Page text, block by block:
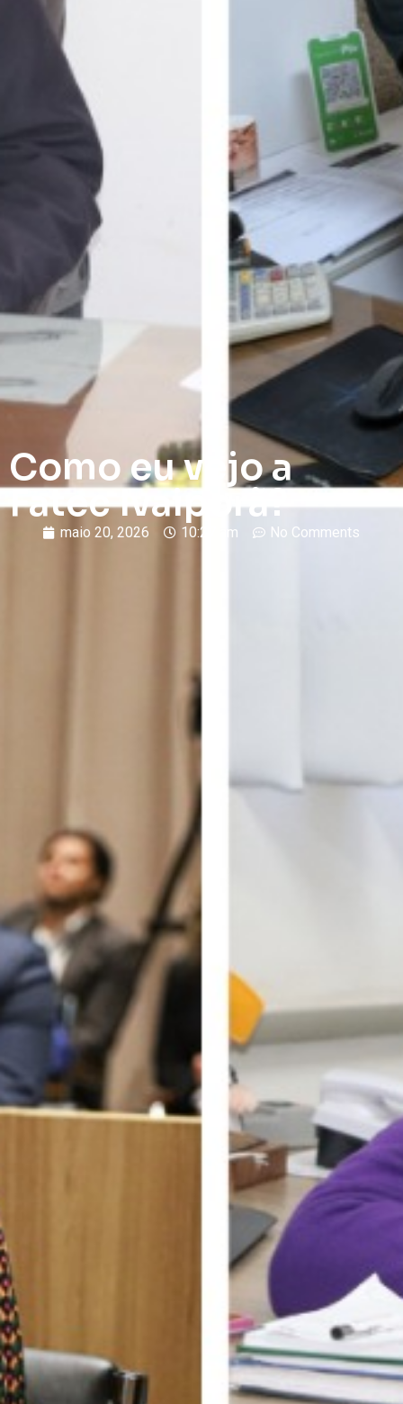
Como eu vejo a
Fatec Ivaiporã?
maio 20, 2026 10:27 am No Comments